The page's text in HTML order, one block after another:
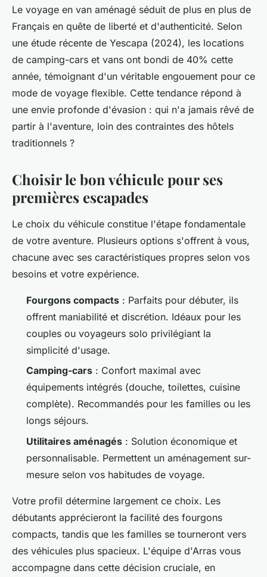
Voyager en van : guide
pratique pour des road trips
inoubliables
Élise•27 février 2026 •8 min de lecture
Le voyage en van aménagé séduit de plus en plus de
Français en quête de liberté et d'authenticité. Selon
une étude récente de Yescapa (2024), les locations
de camping-cars et vans ont bondi de 40% cette
année, témoignant d'un véritable engouement pour ce
mode de voyage flexible. Cette tendance répond à
une envie profonde d'évasion : qui n'a jamais rêvé de
partir à l'aventure, loin des contraintes des hôtels
traditionnels ?
Choisir le bon véhicule pour ses
premières escapades
Le choix du véhicule constitue l'étape fondamentale
de votre aventure. Plusieurs options s'offrent à vous,
chacune avec ses caractéristiques propres selon vos
besoins et votre expérience.
Fourgons compacts : Parfaits pour débuter, ils
offrent maniabilité et discrétion. Idéaux pour les
couples ou voyageurs solo privilégiant la
simplicité d'usage.
Camping-cars : Confort maximal avec
équipements intégrés (douche, toilettes, cuisine
complète). Recommandés pour les familles ou les
longs séjours.
Utilitaires aménagés : Solution économique et
personnalisable. Permettent un aménagement sur-
mesure selon vos habitudes de voyage.
Votre profil détermine largement ce choix. Les
débutants apprécieront la facilité des fourgons
compacts, tandis que les familles se tourneront vers
des véhicules plus spacieux. L'équipe d'Arras vous
accompagne dans cette décision cruciale, en